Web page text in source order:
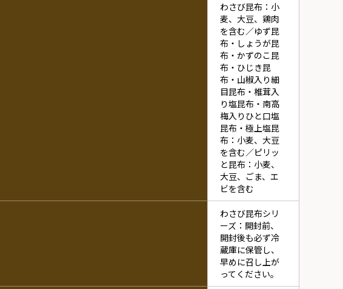
わさび昆布：小
麦、大豆、鶏肉
を含む／ゆず昆
布・しょうが昆
布・かずのこ昆
布・ひじき昆
布・山椒入り細
目昆布・椎茸入
り塩昆布・南高
梅入りひと口塩
昆布・極上塩昆
布：小麦、大豆
を含む／ピリッ
と昆布：小麦、
大豆、ごま、エ
ビを含む
わさび昆布シリ
ーズ：開封前、
開封後も必ず冷
蔵庫に保管し、
早めに召し上が
ってください。